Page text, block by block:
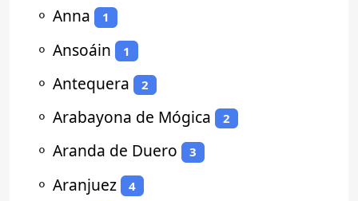
⚬ Anna 1
⚬ Ansoáin 1
⚬ Antequera 2
⚬ Arabayona de Mógica 2
⚬ Aranda de Duero 3
⚬ Aranjuez 4